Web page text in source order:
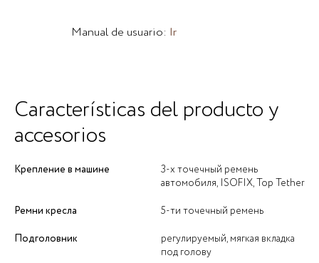
Manual de usuario: Ir
Características del producto y
accesorios
Крепление в машине
3-х точечный ремень
автомобиля, ISOFIX, Top Tether
Ремни кресла 5-ти точечный ремень
Подголовник
регулируемый, мягкая вкладка
под голову